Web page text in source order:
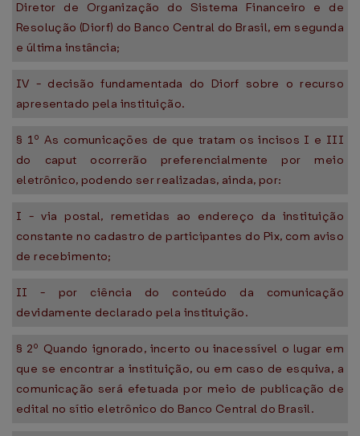
Diretor de Organização do Sistema Financeiro e de
Resolução (Diorf) do Banco Central do Brasil, em segunda
e última instância;
IV - decisão fundamentada do Diorf sobre o recurso
apresentado pela instituição.
§ 1º As comunicações de que tratam os incisos I e III
do caput ocorrerão preferencialmente por meio
eletrônico, podendo ser realizadas, ainda, por:
I - via postal, remetidas ao endereço da instituição
constante no cadastro de participantes do Pix, com aviso
de recebimento;
II - por ciência do conteúdo da comunicação
devidamente declarado pela instituição.
§ 2º Quando ignorado, incerto ou inacessível o lugar em
que se encontrar a instituição, ou em caso de esquiva, a
comunicação será efetuada por meio de publicação de
edital no sítio eletrônico do Banco Central do Brasil.